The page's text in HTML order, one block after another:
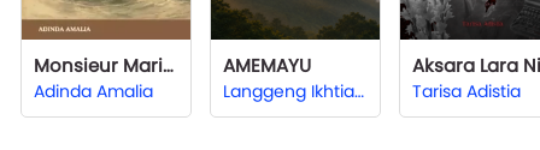
Monsieur Marionette
Adinda Amalia
AMEMAYU
Langgeng Ikhtiar Pribadi Tarisa Adistia